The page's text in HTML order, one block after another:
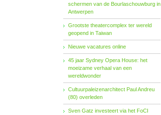
schermen van de Bourlaschouwburg in
Antwerpen
Grootste theatercomplex ter wereld
geopend in Taiwan
Nieuwe vacatures online
45 jaar Sydney Opera House: het
moeizame verhaal van een
wereldwonder
Cultuurpaleizenarchitect Paul Andreu
(80) overleden
Sven Gatz investeert via het FoCI